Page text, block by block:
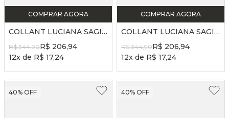
COMPRAR AGORA
COLLANT LUCIANA SAGIORO 25/26 - REF. LS55 - PRETO
R$ 344,90R$ 206,94
12x de R$ 17,24
COMPRAR AGORA
COLLANT LUCIANA SAGIORO 25/26 - REF. LS55 - AZUL LAVADO
R$ 344,90R$ 206,94
12x de R$ 17,24
40% OFF 40% OFF